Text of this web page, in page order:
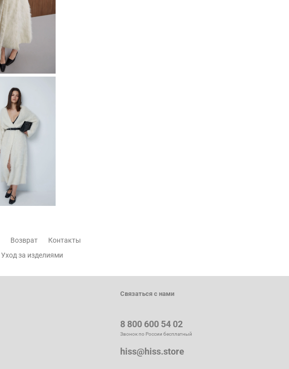
Возврат
Контакты
Уход за изделиями
Связаться с нами
8 800 600 54 02
Звонок по России бесплатный
hiss@hiss.store